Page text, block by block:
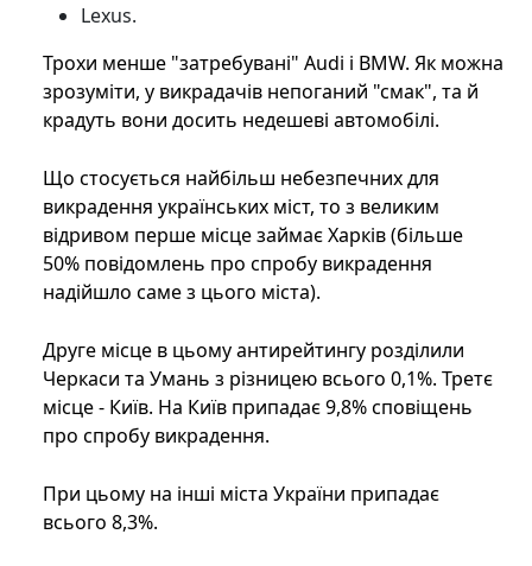
Lexus.
Трохи менше "затребувані" Audi і BMW. Як можна
зрозуміти, у викрадачів непоганий "смак", та й
крадуть вони досить недешеві автомобілі.
Що стосується найбільш небезпечних для
викрадення українських міст, то з великим
відривом перше місце займає Харків (більше
50% повідомлень про спробу викрадення
надійшло саме з цього міста).
Друге місце в цьому антирейтингу розділили
Черкаси та Умань з різницею всього 0,1%. Третє
місце - Київ. На Київ припадає 9,8% сповіщень
про спробу викрадення.
При цьому на інші міста України припадає
всього 8,3%.